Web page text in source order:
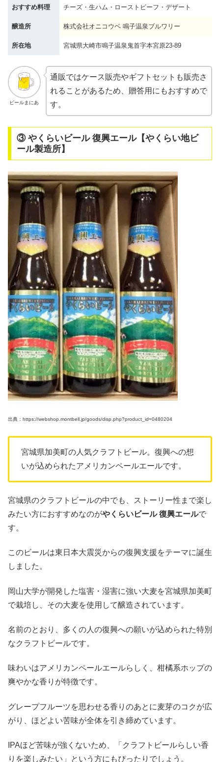
おすすめ料理 チーズ・生ハム・ローストビーフ・デザート
醸造所 株式会社オニコウベ 鳴子温泉ブルワリー
所在地 宮城県大崎市鳴子温泉鬼首字本宮原23-89
ビールまにあ
通販ではケース販売やギフトセットも販売さ
れることがあるため、贈答用にもおすすめで
す。
③ やくらいビール 復興エール【やくらい地ビ
ール製造所】
出典：https://webshop.montbell.jp/goods/disp.php?product_id=0480204
宮城県加美町の人気クラフトビール。復興への想
いが込められたアメリカンペールエールです。
宮城県のクラフトビールの中でも、ストーリー性まで楽し
みたい方におすすめなのがやくらいビール 復興エールで
す。
このビールは東日本大震災からの復興支援をテーマに誕生
しました。
岡山大学が開発した塩害・湿害に強い大麦を宮城県加美町
で栽培し、その大麦を使用して醸造されています。
名前のとおり、多くの人の復興への願いが込められた特別
なクラフトビールです。
味わいはアメリカンペールエールらしく、柑橘系ホップの
爽やかな香りが特徴です。
グレープフルーツを思わせる香りのあとに麦芽のコクが広
がり、ほどよい苦味が全体を引き締めています。
IPAほど苦味が強くないため、「クラフトビールらしい香
りを楽しみたい」という方にもぴったりでしょう。